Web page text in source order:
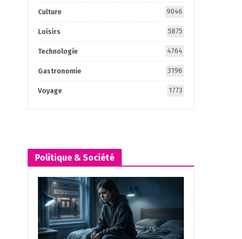
Culture 9046
Loisirs 5875
Technologie 4764
Gastronomie 3196
Voyage 1773
Politique & Société